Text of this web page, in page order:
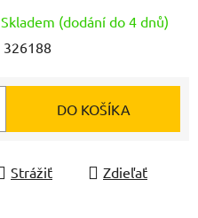
Skladem (dodání do 4 dnů)
326188
DO KOŠÍKA
Strážiť Zdieľať